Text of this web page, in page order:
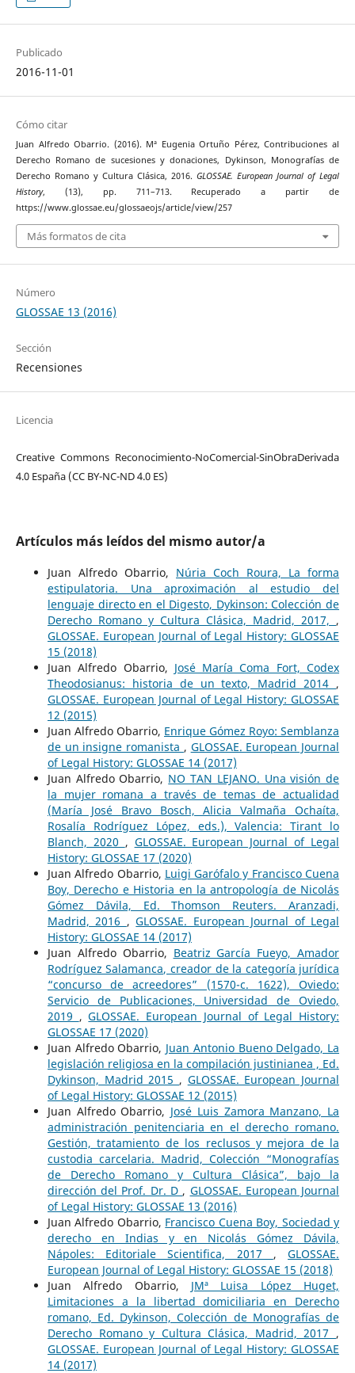
Publicado
2016-11-01
Cómo citar
Juan Alfredo Obarrio. (2016). Mª Eugenia Ortuño Pérez, Contribuciones al
Derecho Romano de sucesiones y donaciones, Dykinson, Monografías de
Derecho Romano y Cultura Clásica, 2016.GLOSSAE. European Journal of Legal
History, (13), pp. 711–713. Recuperado a partir de
https://www.glossae.eu/glossaeojs/article/view/257
Más formatos de cita
Número
GLOSSAE 13 (2016)
Sección
Recensiones
Licencia
Creative Commons Reconocimiento-NoComercial-SinObraDerivada
4.0 España (CC BY-NC-ND 4.0 ES)
Artículos más leídos del mismo autor/a
Juan Alfredo Obarrio, Núria Coch Roura, La forma
estipulatoria. Una aproximación al estudio del
lenguaje directo en el Digesto, Dykinson: Colección de
Derecho Romano y Cultura Clásica, Madrid, 2017, ,
GLOSSAE. European Journal of Legal History: GLOSSAE
15 (2018)
Juan Alfredo Obarrio, José María Coma Fort, Codex
Theodosianus: historia de un texto, Madrid 2014 ,
GLOSSAE. European Journal of Legal History: GLOSSAE
12 (2015)
Juan Alfredo Obarrio, Enrique Gómez Royo: Semblanza
de un insigne romanista , GLOSSAE. European Journal
of Legal History: GLOSSAE 14 (2017)
Juan Alfredo Obarrio, NO TAN LEJANO. Una visión de
la mujer romana a través de temas de actualidad
(María José Bravo Bosch, Alicia Valmaña Ochaíta,
Rosalía Rodríguez López, eds.), Valencia: Tirant lo
Blanch, 2020 , GLOSSAE. European Journal of Legal
History: GLOSSAE 17 (2020)
Juan Alfredo Obarrio, Luigi Garófalo y Francisco Cuena
Boy, Derecho e Historia en la antropología de Nicolás
Gómez Dávila, Ed. Thomson Reuters. Aranzadi,
Madrid, 2016 ,GLOSSAE. European Journal of Legal
History: GLOSSAE 14 (2017)
Juan Alfredo Obarrio, Beatriz García Fueyo, Amador
Rodríguez Salamanca, creador de la categoría jurídica
“concurso de acreedores” (1570-c. 1622), Oviedo:
Servicio de Publicaciones, Universidad de Oviedo,
2019 ,GLOSSAE. European Journal of Legal History:
GLOSSAE 17 (2020)
Juan Alfredo Obarrio, Juan Antonio Bueno Delgado, La
legislación religiosa en la compilación justinianea , Ed.
Dykinson, Madrid 2015 , GLOSSAE. European Journal
of Legal History: GLOSSAE 12 (2015)
Juan Alfredo Obarrio, José Luis Zamora Manzano, La
administración penitenciaria en el derecho romano.
Gestión, tratamiento de los reclusos y mejora de la
custodia carcelaria. Madrid, Colección “Monografías
de Derecho Romano y Cultura Clásica”, bajo la
dirección del Prof. Dr. D , GLOSSAE. European Journal
of Legal History: GLOSSAE 13 (2016)
Juan Alfredo Obarrio, Francisco Cuena Boy, Sociedad y
derecho en Indias y en Nicolás Gómez Dávila,
Nápoles: Editoriale Scientifica, 2017 ,GLOSSAE.
European Journal of Legal History: GLOSSAE 15 (2018)
Juan Alfredo Obarrio, JMª Luisa López Huget,
Limitaciones a la libertad domiciliaria en Derecho
romano, Ed. Dykinson, Colección de Monografías de
Derecho Romano y Cultura Clásica, Madrid, 2017 ,
GLOSSAE. European Journal of Legal History: GLOSSAE
14 (2017)